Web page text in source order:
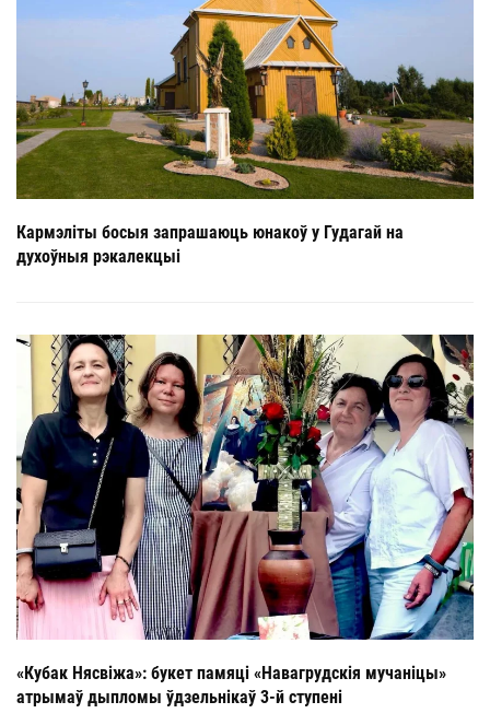
Кармэліты босыя запрашаюць юнакоў у Гудагай на
духоўныя рэкалекцыі
«Кубак Нясвіжа»: букет памяці «Навагрудскія мучаніцы»
атрымаў дыпломы ўдзельнікаў 3-й ступені